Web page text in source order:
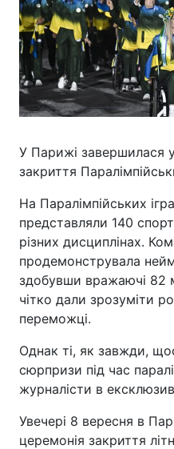
У Парижі завершилася
закриття
На Паралімпійських
представляли 140
різних дисциплінах.
продемонструвала
здобувши вражаючі 82
чітко дали зрозуміти
переможці.
Однак ті, як завжди,
сюрпризи під час
журналісти в
Увечері 8 вересня в
церемонія закриття